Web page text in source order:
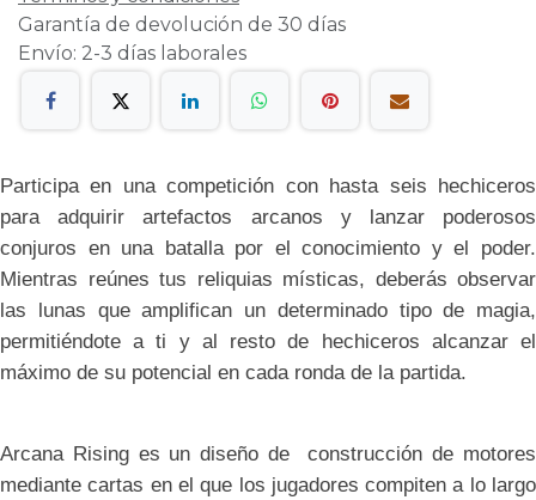
Garantía de devolución de 30 días
Envío: 2-3 días laborales
Participa en una competición con hasta seis hechiceros
para adquirir artefactos arcanos y lanzar poderosos
conjuros en una batalla por el conocimiento y el poder.
Mientras reúnes tus reliquias místicas, deberás observar
las lunas que amplifican un determinado tipo de magia,
permitiéndote a ti y al resto de hechiceros alcanzar el
máximo de su potencial en cada ronda de la partida.
Arcana Rising es un diseño de construcción de motores
mediante cartas en el que los jugadores compiten a lo largo